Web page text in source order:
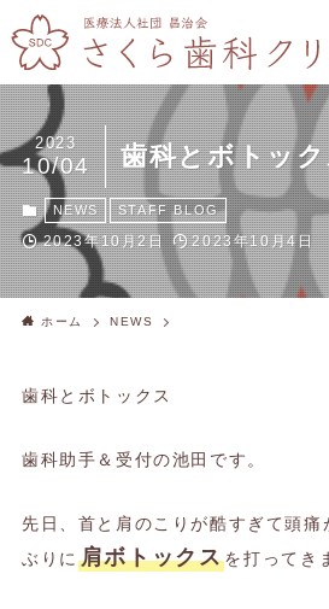
歯科とボトッ
2023
10/04
NEWS STAFF BLOG
2023年10月2日 2023年10月4日
ホーム NEWS
歯科とボトックス
歯科助手＆受付の池田です。
先日、首と肩のこりが酷すぎて頭
ぶりに 肩ボトックスを打ってき